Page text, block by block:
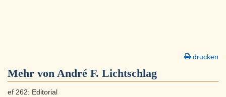
drucken
Mehr von André F. Lichtschlag
ef 262: Editorial